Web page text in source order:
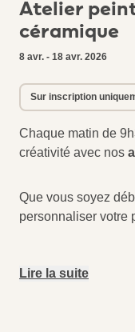
Atelier
céramique
8 avr. - 18 avr. 2026
Sur inscription
Chaque matin de
créativité avec nos
Que vous soyez
personnaliser votre
Lire la suite